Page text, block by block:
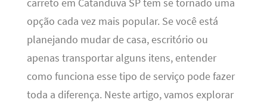
carreto em Catanduva SP tem se tornado uma
opção cada vez mais popular. Se você está
planejando mudar de casa, escritório ou
apenas transportar alguns itens, entender
como funciona esse tipo de serviço pode fazer
toda a diferença. Neste artigo, vamos explorar